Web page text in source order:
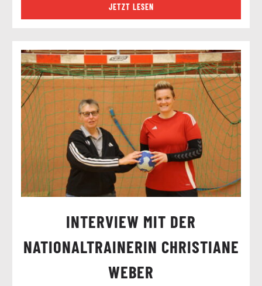
JETZT LESEN
INTERVIEW MIT DER
NATIONALTRAINERIN CHRISTIANE
WEBER